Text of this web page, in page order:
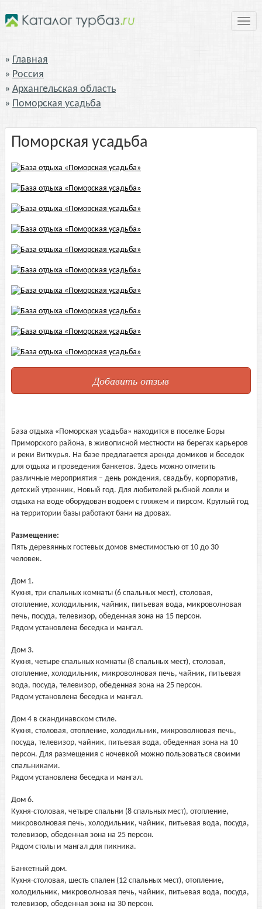
Главная
Россия
Архангельская область
Поморская усадьба
Поморская усадьба
Добавить отзыв
База отдыха «Поморская усадьба» находится в поселке Боры
Приморского района, в живописной местности на берегах карьеров
и реки Виткурья. На базе предлагается аренда домиков и беседок
для отдыха и проведения банкетов. Здесь можно отметить
различные мероприятия – день рождения, свадьбу, корпоратив,
детский утренник, Новый год. Для любителей рыбной ловли и
отдыха на воде оборудован водоем с пляжем и пирсом. Круглый год
на территории базы работают бани на дровах.
Размещение:
Пять деревянных гостевых домов вместимостью от 10 до 30
человек.
Дом 1.
Кухня, три спальных комнаты (6 спальных мест), столовая,
отопление, холодильник, чайник, питьевая вода, микроволновая
печь, посуда, телевизор, обеденная зона на 15 персон.
Рядом установлена беседка и мангал.
Дом 3.
Кухня, четыре спальных комнаты (8 спальных мест), столовая,
отопление, холодильник, микроволновая печь, чайник, питьевая
вода, посуда, телевизор, обеденная зона на 25 персон.
Рядом установлена беседка и мангал.
Дом 4 в скандинавском стиле.
Кухня, столовая, отопление, холодильник, микроволновая печь,
посуда, телевизор, чайник, питьевая вода, обеденная зона на 10
персон. Для размещения с ночевкой можно пользоваться своими
спальниками.
Рядом установлена беседка и мангал.
Дом 6.
Кухня-столовая, четыре спальни (8 спальных мест), отопление,
микроволновая печь, холодильник, чайник, питьевая вода, посуда,
телевизор, обеденная зона на 25 персон.
Рядом столы и мангал для пикника.
Банкетный дом.
Кухня-столовая, шесть спален (12 спальных мест), отопление,
холодильник, микроволновая печь, чайник, питьевая вода, посуда,
телевизор, обеденная зона на 30 персон.